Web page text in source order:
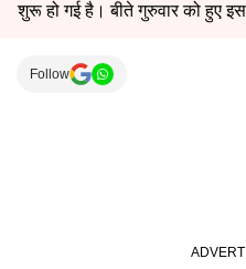
शुरू हो गई है। बीते गुरुवार को हुए
Follow